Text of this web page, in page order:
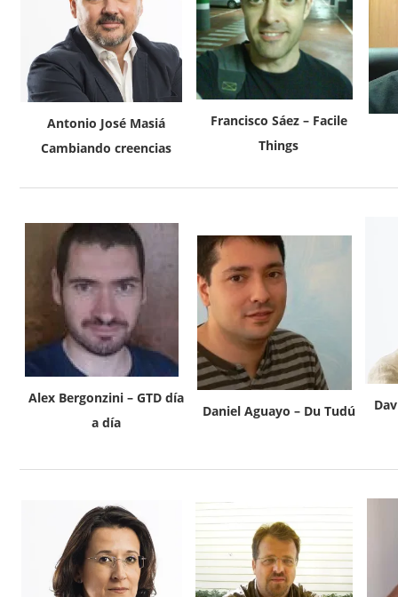
Antonio José Masiá
Cambiando creencias
Francisco Sáez – Facile
Things
Alex Bergonzini – GTD día
a día
Daniel Aguayo – Du Tudú